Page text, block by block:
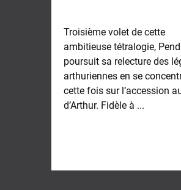
Troisième volet de cette
ambitieuse tétralogie,
poursuit sa relecture des
arthuriennes en se
cette fois sur l’accession
d’Arthur. Fidèle à ...